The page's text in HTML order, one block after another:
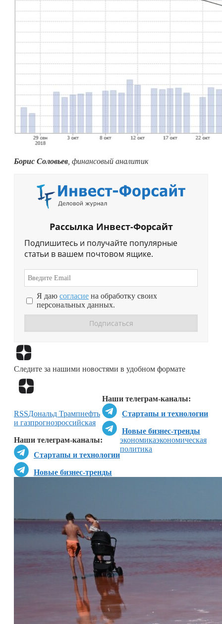
Борис Соловьев , финансовый аналитик
Рассылка Инвест-Форсайт
Подпишитесь и получайте популярные
статьи в вашем почтовом ящике.
Я даю согласие на обработку своих
персональных данных.
Следите за нашими новостями в удобном формате
Наши телеграм-каналы:
Стартапы и технологии
Новые бизнес-тренды
Наши телеграм-каналы:
Стартапы и технологии
Новые бизнес-тренды
RSSДональд Трампнефть
и газпрогнозроссийская
экономикаэкономическая
политика